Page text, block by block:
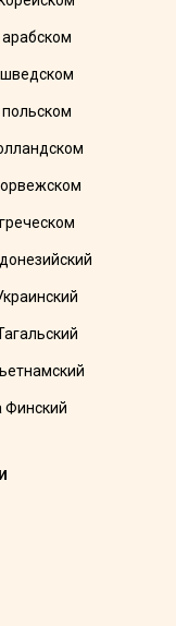
арабском
шведском
польском
Финский